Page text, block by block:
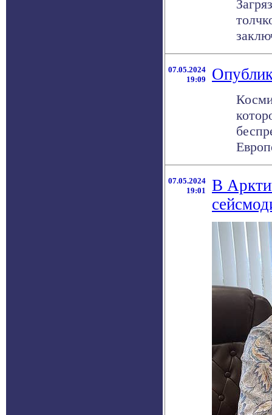
07.05.2024
19:09
07.05.2024
19:01
В